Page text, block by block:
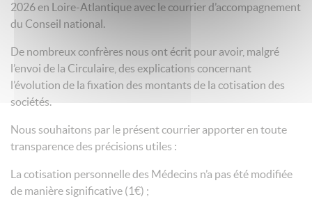
2026 en Loire-Atlantique avec le courrier d’accompagnement
du Conseil national.
De nombreux confrères nous ont écrit pour avoir, malgré
l’envoi de la Circulaire, des explications concernant
l’évolution de la fixation des montants de la cotisation des
sociétés.
Nous souhaitons par le présent courrier apporter en toute
transparence des précisions utiles :
La cotisation personnelle des Médecins n’a pas été modifiée
de manière significative (1€) ;